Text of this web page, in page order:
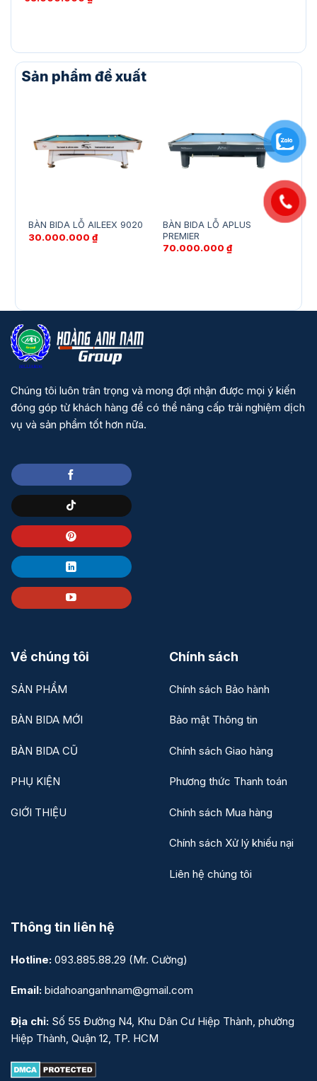
hiện
Sản phẩm đề xuất
BÀN BIDA LỖ AILEEX 9020
30.000.000 ₫
BÀN BIDA LỖ APLUS
PREMIER
70.000.000 ₫
Chúng tôi luôn trân trọng và mong đợi nhận được mọi ý kiến
đóng góp từ khách hàng để có thể nâng cấp trải nghiệm dịch
vụ và sản phẩm tốt hơn nữa.
Về chúng tôi
SẢN PHẨM
BÀN BIDA MỚI
BÀN BIDA CŨ
PHỤ KIỆN
GIỚI THIỆU
Chính sách
Chính sách Bảo hành
Bảo mật Thông tin
Chính sách Giao hàng
Phương thức Thanh toán
Chính sách Mua hàng
Chính sách Xử lý khiếu nại
Liên hệ chúng tôi
Thông tin liên hệ
Hotline: 093.885.88.29 (Mr. Cường)
Email: bidahoanganhnam@gmail.com
Địa chỉ: Số 55 Đường N4, Khu Dân Cư Hiệp Thành, phường
Hiệp Thành, Quận 12, TP. HCM